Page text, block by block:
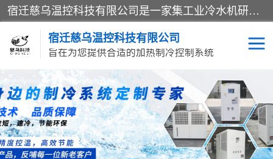
宿迁慈乌温控科技有限公司是一家集工业冷水机研发、制造、营销、服务于一体的技术生产型企业，经营范围包括：冷水机、螺杆式冷水机组、工业冷水机、水冷式冷水机、风冷式冷水机组、风冷螺杆式冷冻机组、冷冻机、注塑专用冷水机、混泥土专用冷水机、低温防爆冷水机组等。专业温控设备供应商 模温机/冷水机/导热油炉定制服务等
宿迁慈乌温控科技有限公司
旨在为您提供合适的加热制冷控制系统
冷水机 模温机
导热油加热器